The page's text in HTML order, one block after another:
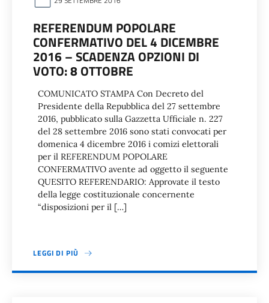
REFERENDUM POPOLARE
CONFERMATIVO DEL 4 DICEMBRE
2016 – SCADENZA OPZIONI DI
VOTO: 8 OTTOBRE
COMUNICATO STAMPA Con Decreto del
Presidente della Repubblica del 27 settembre
2016, pubblicato sulla Gazzetta Ufficiale n. 227
del 28 settembre 2016 sono stati convocati per
domenica 4 dicembre 2016 i comizi elettorali
per il REFERENDUM POPOLARE
CONFERMATIVO avente ad oggetto il seguente
QUESITO REFERENDARIO: Approvate il testo
della legge costituzionale concernente
“disposizioni per il […]
LEGGI DI PIÙ